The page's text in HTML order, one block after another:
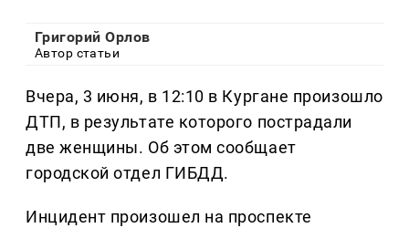
Григорий Орлов
Автор статьи
Вчера, 3 июня, в 12:10 в Кургане произошло
ДТП, в результате которого пострадали
две женщины. Об этом сообщает
городской отдел ГИБДД.
Инцидент произошел на проспекте